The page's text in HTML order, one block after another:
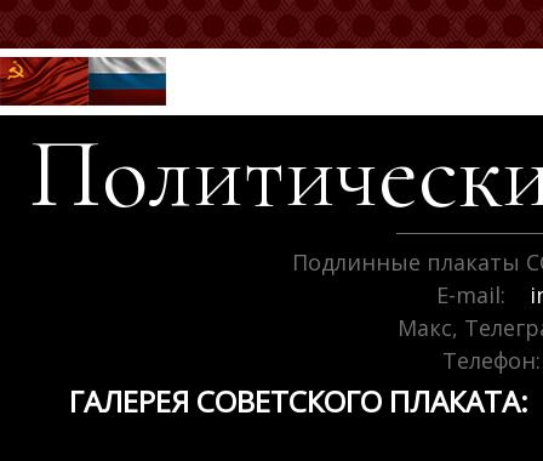
Подлинные плакаты
E-mail:
Макс,
Телефон:
ГАЛЕРЕЯ СОВЕТСКОГО ПЛАКАТА: